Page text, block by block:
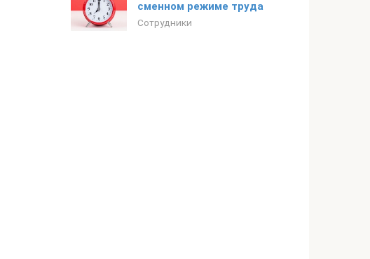
сменном режиме труда
Сотрудники